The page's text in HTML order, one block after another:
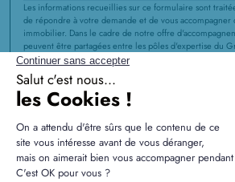
Les informations recueillies sur ce formulaire sont
de répondre à votre demande et de vous accompagner
immobilier. Dans le cadre de notre offre
peuvent être partagées entre les pôles d'expertise du
Rénovation, Extension, Aménagements Intérieurs et
immobilière) pour vous proposer des solutions
projet. Vous disposez d'un droit d'accès, de
données ou exercer votre droit à la limitation du
pouvez égalementvous opposer au partage de vos
Groupeà des fins de prospection à tout moment. Vous
et pour toute question sur le traitement de vos données,
contacter en écrivant à service
après nous avoir contactés, que vos droits «
respectés, vous pouvez adresser une réclamation à la